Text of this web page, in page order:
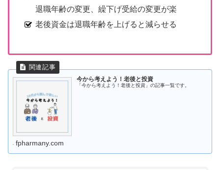
退職年齢の変更、繰下げ受給の変更が楽
老後資金は退職年齢を上げると減らせる
今から考えよう！老後と投資
「今から考えよう！老後と投資」の記事一覧です。
fpharmany.com